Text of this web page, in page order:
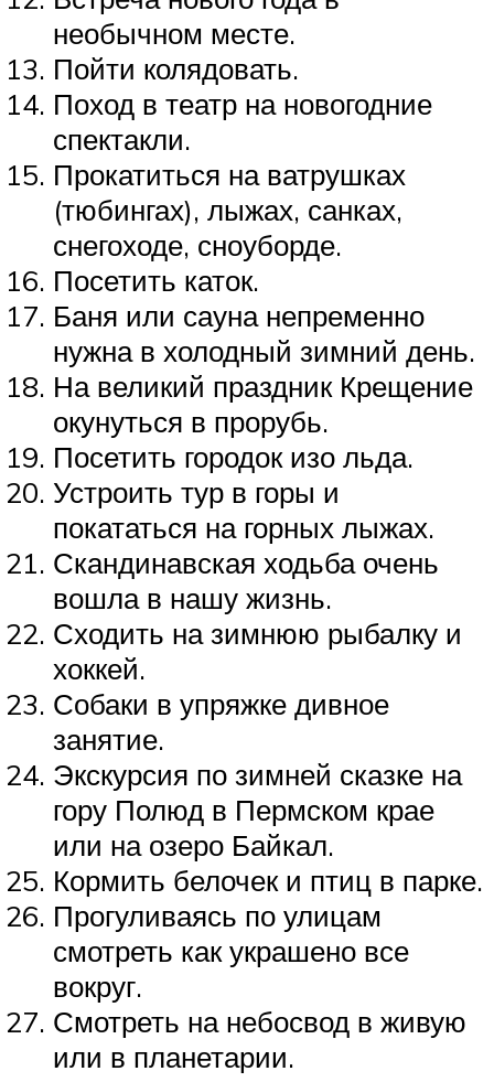
необычном месте.
Пойти колядовать.
Поход в театр на новогодние
спектакли.
Прокатиться на ватрушках
(тюбингах), лыжах, санках,
снегоходе, сноуборде.
Посетить каток.
Баня или сауна непременно
нужна в холодный зимний день.
На великий праздник Крещение
окунуться в прорубь.
Посетить городок изо льда.
Устроить тур в горы и
покататься на горных лыжах.
Скандинавская ходьба очень
вошла в нашу жизнь.
Сходить на зимнюю рыбалку и
хоккей.
Собаки в упряжке дивное
занятие.
Экскурсия по зимней сказке на
гору Полюд в Пермском крае
или на озеро Байкал.
Кормить белочек и птиц в парке.
Прогуливаясь по улицам
смотреть как украшено все
вокруг.
Смотреть на небосвод в живую
или в планетарии.